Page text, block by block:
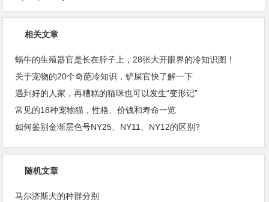
相关文章
蜗牛的生殖器官是长在脖子上，28张大开眼界的冷知识图！
关于宠物的20个奇葩冷知识，铲屎官快了解一下
遇到好的人家，再糟糕的猫咪也可以发生“变形记”
常见的18种宠物猫，性格、价钱和寿命一览
如何鉴别金渐层色号NY25、NY11、NY12的区别?
随机文章
马尔济斯犬的种群分别